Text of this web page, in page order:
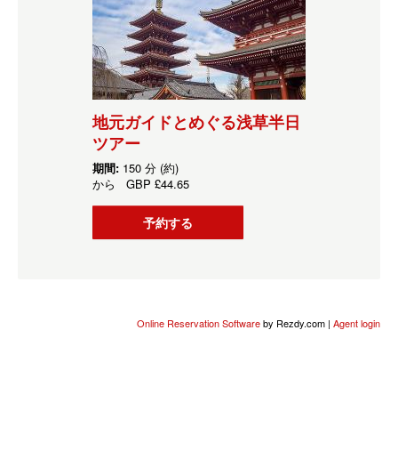
地元ガイドとめぐる浅草半日
ツアー
期間: 150 分 (約)
から GBP £44.65
予約する
Online Reservation Softwareby Rezdy.com | Agent login